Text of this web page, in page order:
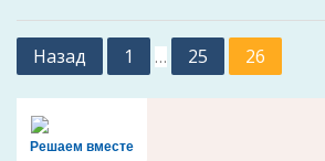
Пагинация
Назад 1 … 25 26
Решаем вместе